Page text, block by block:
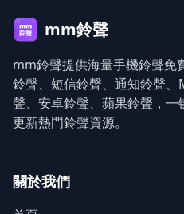
mm鈴聲
mm鈴聲提供海量手機鈴聲免
鈴聲、短信鈴聲、通知鈴聲
聲、安卓鈴聲、蘋果鈴聲，
更新熱門鈴聲資源。
關於我們